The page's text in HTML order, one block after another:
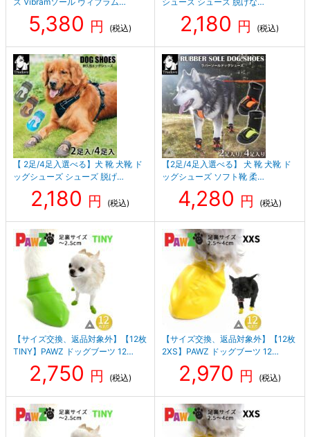
5,380 円 (税込) 2,180 円 (税込)
【 2足/4足入選べる】犬 靴 犬靴 ド
ッグシューズ シューズ 脱げ…
2,180 円 (税込)
【2足/4足入選べる】 犬 靴 犬靴 ド
ッグシューズ ソフト靴 柔…
4,280 円 (税込)
【サイズ交換、返品対象外】【12枚
TINY】PAWZ ドッグブーツ 12…
2,750 円 (税込)
【サイズ交換、返品対象外】【12枚
2XS】PAWZ ドッグブーツ 12…
2,970 円 (税込)